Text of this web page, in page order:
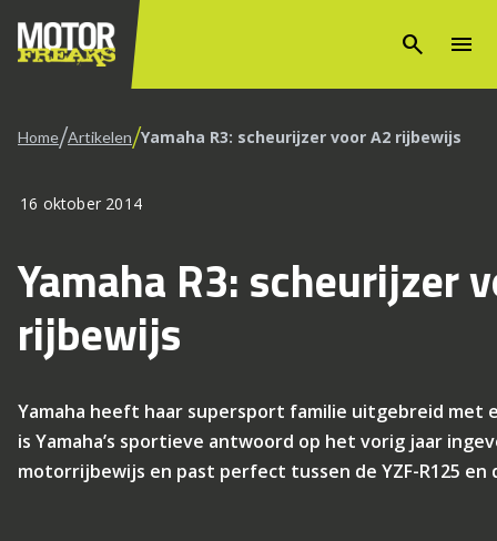
search menu
Home/Artikelen/Yamaha R3: scheurijzer voor A2 rijbewijs
16 oktober 2014
Yamaha R3: scheurijzer
rijbewijs
Yamaha heeft haar supersport familie uitgebreid met
is Yamaha’s sportieve antwoord op het vorig jaar
motorrijbewijs en past perfect tussen de YZF-R125 en